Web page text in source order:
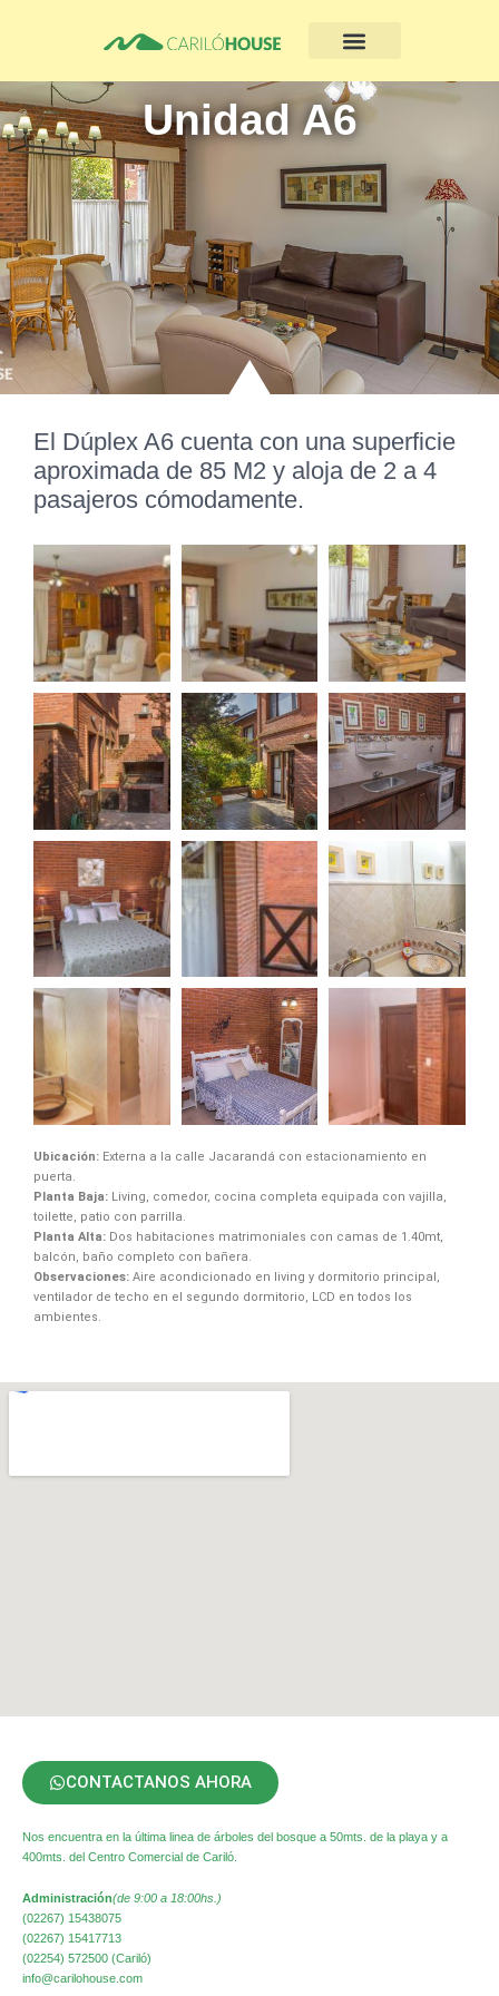
Unidad A6
El Dúplex A6 cuenta con una superficie
aproximada de 85 M2 y aloja de 2 a 4
pasajeros cómodamente.
Ubicación: Externa a la calle Jacarandá con estacionamiento en
puerta.
Planta Baja: Living, comedor, cocina completa equipada con vajilla,
toilette, patio con parrilla.
Planta Alta: Dos habitaciones matrimoniales con camas de 1.40mt,
balcón, baño completo con bañera.
Observaciones: Aire acondicionado en living y dormitorio principal,
ventilador de techo en el segundo dormitorio, LCD en todos los
ambientes.
CONTACTANOS AHORA
Nos encuentra en la última linea de árboles del bosque a 50mts. de la playa y a
400mts. del Centro Comercial de Cariló.
Administración(de 9:00 a 18:00hs.)
(02267) 15438075
(02267) 15417713
(02254) 572500 (Cariló)
info@carilohouse.com